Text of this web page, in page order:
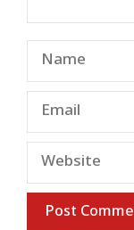
Name
Email
Website